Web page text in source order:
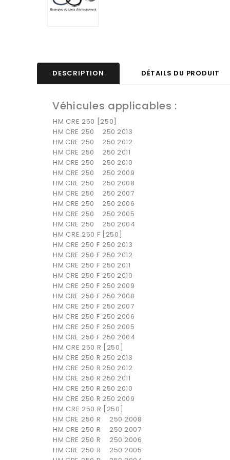
DESCRIPTION DÉTAILS DU PRODUIT
Véhicules applicables :
HM CRE 250 [250]
HM CRE 250 250 2013
HM CRE 250 250 2012
HM CRE 250 250 2011
HM CRE 250 250 2010
HM CRE 250 250 2009
HM CRE 250 250 2008
HM CRE 250 250 2007
HM CRE 250 250 2006
HM CRE 250 250 2005
HM CRE 250 250 2004
HM CRE 250 F [250]
HM CRE 250 F 250 2013
HM CRE 250 F 250 2012
HM CRE 250 F 250 2011
HM CRE 250 F 250 2010
HM CRE 250 F 250 2009
HM CRE 250 F 250 2008
HM CRE 250 F 250 2007
HM CRE 250 F 250 2006
HM CRE 250 F 250 2005
HM CRE 250 F 250 2004
HM CRE 250 R [250]
HM CRE 250 R 250 2013
HM CRE 250 R 250 2012
HM CRE 250 R 250 2011
HM CRE 250 R 250 2010
HM CRE 250 R 250 2009
HM CRE 250 R [250]
HM CRE 250 R 250 2008
HM CRE 250 R 250 2007
HM CRE 250 R 250 2006
HM CRE 250 R 250 2005